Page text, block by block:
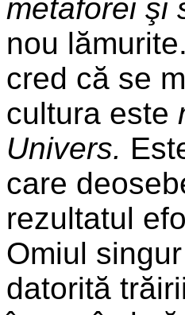
metaforei şi
nou
cred că se
cultura este
Univers.
care
rezultatul
Omiul
datorită